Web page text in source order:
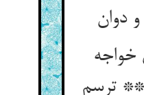
و دوان
خواجه
ترسم